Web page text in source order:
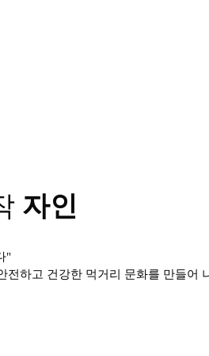
자인
"
하고 건강한 먹거리 문화를 만들어